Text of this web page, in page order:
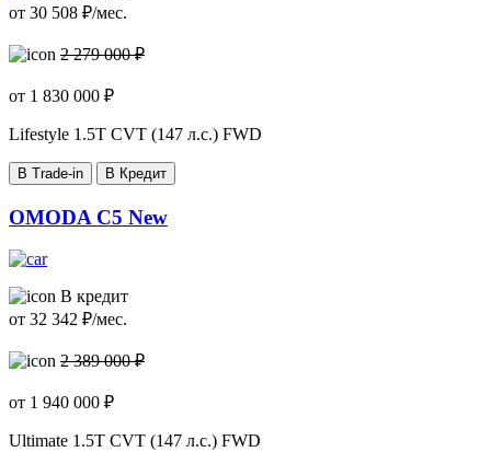
от 30 508 ₽/мес.
2 279 000 ₽
от 1 830 000 ₽
Lifestyle 1.5T CVT (147 л.с.) FWD
В Trade-in В Кредит
OMODA C5 New
В кредит
от 32 342 ₽/мес.
2 389 000 ₽
от 1 940 000 ₽
Ultimate 1.5T CVT (147 л.с.) FWD